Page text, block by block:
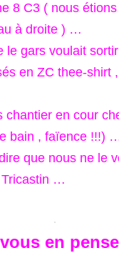
8 C3 ( nous
à droite ) …
le gars voulait
en ZC thee-shirt
chantier en cour
bain , faïence !!!)
que nous ne le
…
en